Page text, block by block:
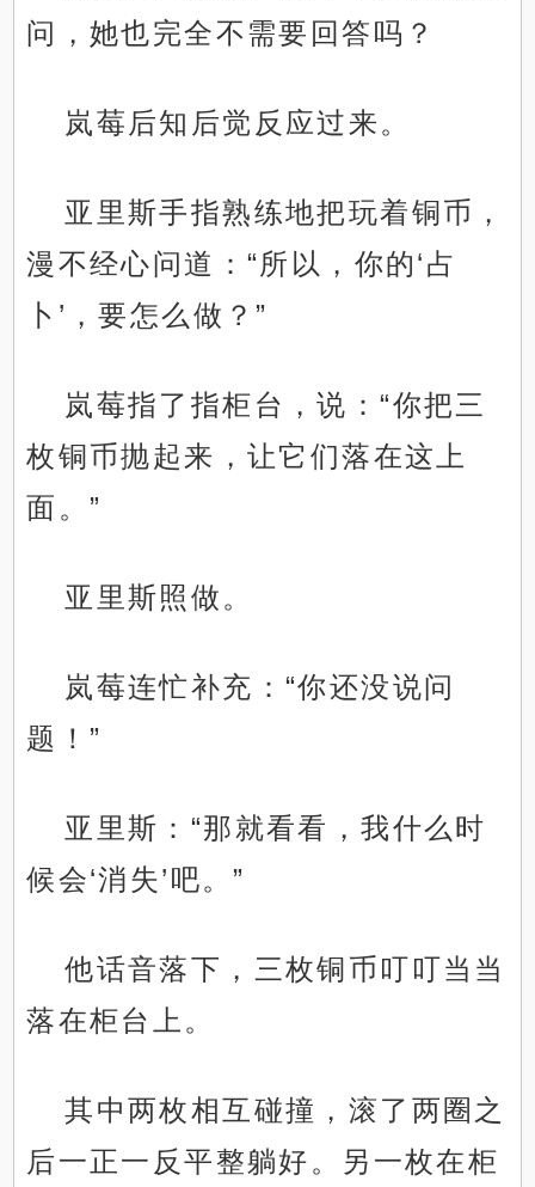
问，她也完全不需要回答吗？
岚莓后知后觉反应过来。
亚里斯手指熟练地把玩着铜币，
漫不经心问道：“所以，你的‘占
卜’，要怎么做？”
岚莓指了指柜台，说：“你把三
枚铜币抛起来，让它们落在这上
面。”
亚里斯照做。
岚莓连忙补充：“你还没说问
题！”
亚里斯：“那就看看，我什么时
候会‘消失’吧。”
他话音落下，三枚铜币叮叮当当
落在柜台上。
其中两枚相互碰撞，滚了两圈之
后一正一反平整躺好。另一枚在柜